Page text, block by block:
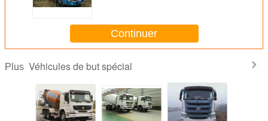
Continuer
Plus Véhicules de but spécial